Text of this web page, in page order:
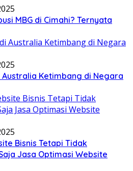
MBG di Cimahi? Ternyata
Australia Ketimbang di Negara
Bisnis Tetapi Tidak
Jasa Optimasi Website